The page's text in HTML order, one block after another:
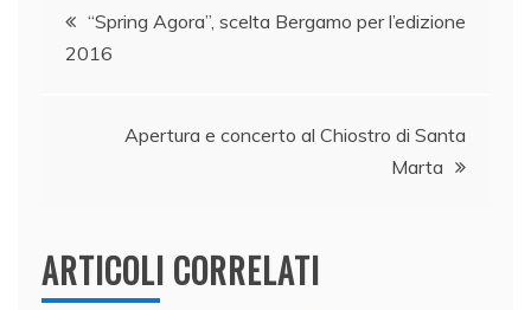
b
o
k
dI
A
vi
Navigazione
articoli
“Spring Agora”, scelta Bergamo per l’edizione
2016
Apertura e concerto al Chiostro di Santa
Marta
ARTICOLI CORRELATI